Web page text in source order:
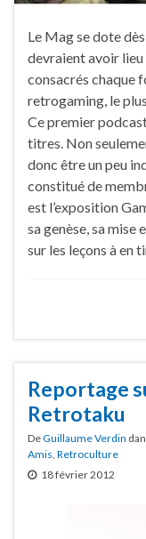
Le Mag se dote
devraient avoir
consacrés chaque
retrogaming, le
Ce premier
titres. Non
donc être un peu
constitué de
est l’exposition
sa genèse, sa mise
sur les leçons à en
Reportage
Retrotaku
DeGuillaume Verdin
Amis, Retroculture
18 février 2012